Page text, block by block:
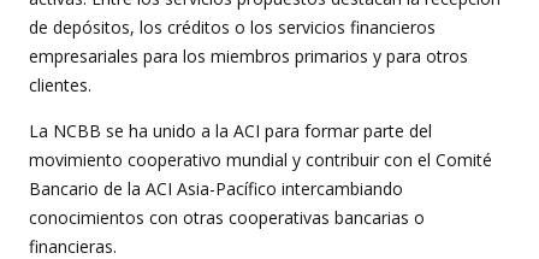
de depósitos, los créditos o los servicios financieros
empresariales para los miembros primarios y para otros
clientes.
La NCBB se ha unido a la ACI para formar parte del
movimiento cooperativo mundial y contribuir con el Comité
Bancario de la ACI Asia-Pacífico intercambiando
conocimientos con otras cooperativas bancarias o
financieras.